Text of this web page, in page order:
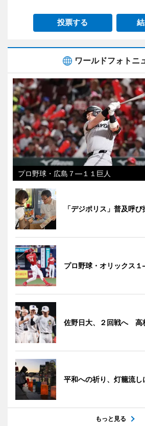
投票する
ワールドフォトニ
プロ野球・広島７―１１巨人
「デジポリス」普及呼び
プロ野球・オリックス
佐野日大、２回戦へ 高
平和への祈り、灯籠流し
もっと見る